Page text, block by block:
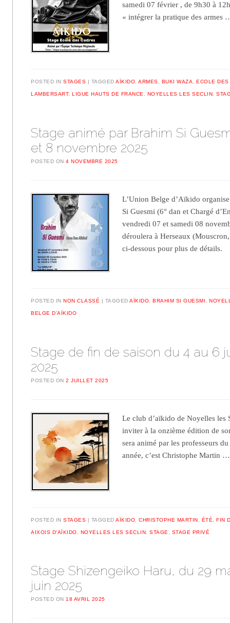
samedi 07 février , de 9h30 à
« intégrer la pratique des armes
POSTED INSTAGES TAGGEDAÏKIDO,ARMES, BUKI WAZA,ECOLE DES
LAMBERSART,LIGUE HAUTS DE FRANCE, NOYELLES LES SECLIN,
Stage animé par Brahim Si
et 8 novembre 2025
POSTED ON4 NOVEMBRE 2025
L’Union Belge d’Aïkido
Si Guesmi (6° dan et Chargé
vendredi 07 et samedi 08
déroulera à Herseaux
ci-dessous pour plus de détails.
POSTED INNON CLASSÉ TAGGEDAÏKIDO ,BRAHIM SI GUESMI ,
BELGE D'AÏKIDO
Stage de fin de saison du 4 au 6
2025
POSTED ON2 JUILLET 2025
Le club d’aïkido de Noyelles les
inviter à la onzième édition de
sera animé par les professeurs
année, c’est Christophe Martin
POSTED INSTAGES TAGGEDAÏKIDO ,CHRISTOPHE MARTIN ÉTÉ ,FIN
AIXOIS D'AÏKIDO NOYELLES LES SECLIN ,STAGE STAGE PRIVÉ
Stage Shizengeiko Haru, du 29
juin 2025
POSTED ON18 AVRIL 2025